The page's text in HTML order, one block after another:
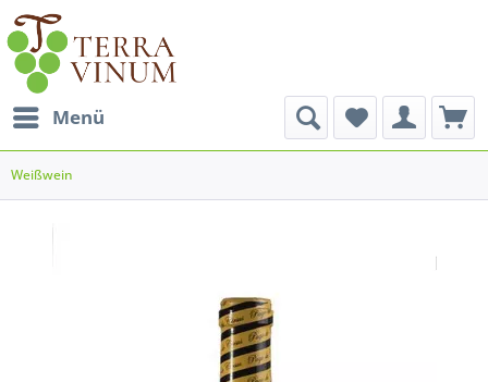
Menü
Weißwein